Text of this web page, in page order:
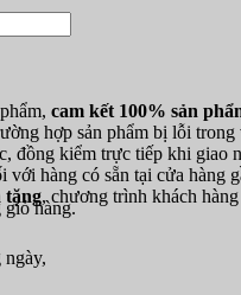
giỏ hàng.
cam kết 100% sản
hợp sản phẩm bị lỗi
đồng kiểm trực tiếp khi giao
với hàng có sẵn tại cửa hàng
tặng, chương trình khách